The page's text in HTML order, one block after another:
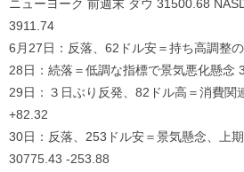
ニューヨーク 前週末 ダウ 31500.68
3911.74
6月27日：反落、62ドル安＝持ち高調整
28日：続落＝低調な指標で景気悪化懸念
29日：３日ぶり反発、82ドル高＝消費関
+82.32
30日：反落、253ドル安＝景気懸念、上
30775.43 -253.88